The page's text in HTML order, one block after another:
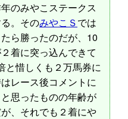
のみやこステークス
。そのみやこＳでは
ら勝ったのだが、10
着に突っ込んできて
と惜しくも２万馬券に
レース後コメントに
思ったものの年齢が
、それでも２着にや